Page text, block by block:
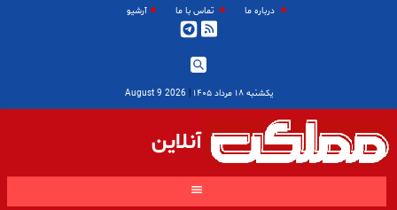
درباره ما تماس با ما آرشیو
یکشنبه ۱۸ مرداد ۱۴۰۵ |
2026 August 9
آنلاین